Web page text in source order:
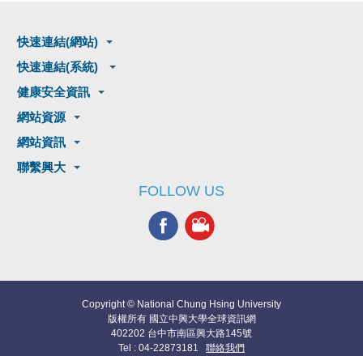
快速連結(網站)
快速連結(系統)
健康安全資訊
網站資源
網站資訊
聯繫興大
FOLLOW US
Copyright © National Chung Hsing University
版權所有 國立中興大學全球資訊網
402202 台中市南區興大路145號
Tel : 04-22873181 聯絡我們